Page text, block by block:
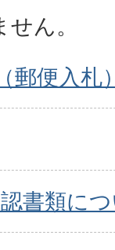
ん。
郵便入札
書類に